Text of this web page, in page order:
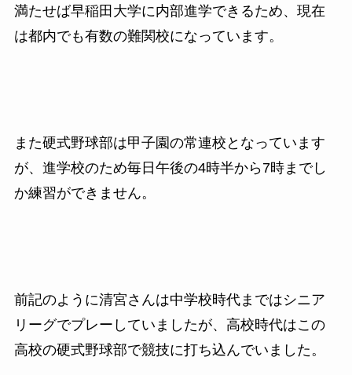
満たせば早稲田大学に内部進学できるため、現在
は都内でも有数の難関校になっています。
また硬式野球部は甲子園の常連校となっています
が、進学校のため毎日午後の4時半から7時までし
か練習ができません。
前記のように清宮さんは中学校時代まではシニア
リーグでプレーしていましたが、高校時代はこの
高校の硬式野球部で競技に打ち込んでいました。